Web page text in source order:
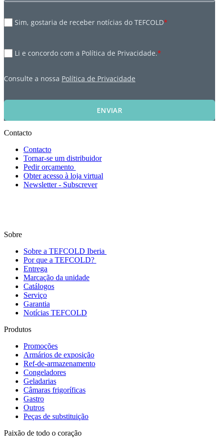
Sim, gostaria de receber notícias do TEFCOLD*
Li e concordo com a Política de Privacidade.*
Consulte a nossa Política de Privacidade
ENVIAR
Contacto
Contacto
Tornar-se um distribuidor
Pedir orçamento
Obter acesso à loja virtual
Newsletter - Subscrever
Sobre
Sobre a TEFCOLD Iberia
Por que a TEFCOLD?
Entrega
Marcação da unidade
Catálogos
Serviço
Garantia
Notícias TEFCOLD
Produtos
Promoções
Armários de exposição
Ref-de-armazenamento
Congeladores
Geladarias
Câmaras frigoríficas
Gastro
Outros
Peças de substituição
Paixão de todo o coração